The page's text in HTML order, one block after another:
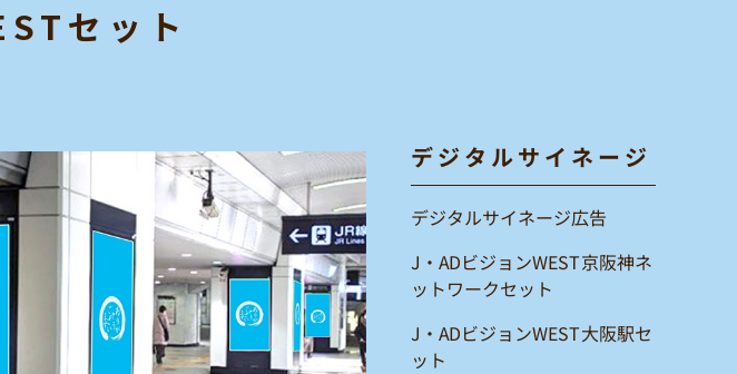
セット
デジタルサイネージ
デジタルサイネージ広告
J・ADビジョンWEST京阪神ネ
ットワークセット
J・ADビジョンWEST大阪駅セ
ット